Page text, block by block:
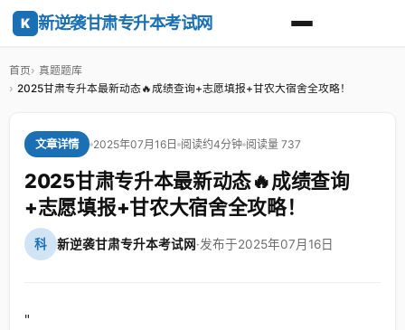
K 新逆袭甘肃专升本考试网
首页
真题题库
2025甘肃专升本最新动态🔥成绩查询+志愿填报+甘农大宿舍全攻略！
文章详情 2025年07月16日 阅读约4分钟 阅读量 737
2025甘肃专升本最新动态🔥成绩查询
+志愿填报+甘农大宿舍全攻略！
科 新逆袭甘肃专升本考试网·发布于2025年07月16日
"